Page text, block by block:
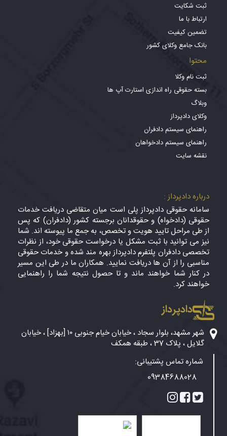
ثبت شکایت
ارتباط با ما
تضمین کیفیت
بانک جامع وکلای کشور
محتوا
ثبت نام وکلا
بسته حقوقی راه اندازی استارت آپ ها
وبلاگ
وکلای دادپرداز
راهنمای سیستم دادفران
راهنمای سیستم دادخواهان
نقشه سایت
درباره دادپرداز :
سامانه حقوقی دادپرداز پلی است میان متقاضی دریافت خدمات
حقوقی (دادخواه) و حقوقدانان برجسته کشور (دادفران) که پس
از طی مراحل تایید هویت و تخصص، به جمع ما پیوسته اند. شما
نیز می توانید با ثبت مشکل یا درخواست حقوقی خود، از نظرات
تخصصی دادفران پلتفرم دادپرداز بهره مند شده و خدمات حقوقی
مناسبی را از آن ها دریافت نمایید. همکاران ما در طی این مسیر
در کنار شما خواهند ماند و تا حصول نتیجه شما را راهنمایی
خواهند کرد.
دادپرداز
شهر مشهد، بلوار سجاد ، خیابان خیام جنوبی ۱۰ [بهزاد] ، خیابان
گلایل ، پلاک 37 ، طبقه همکف
شماره تماس پشتیبانی:
09384688028